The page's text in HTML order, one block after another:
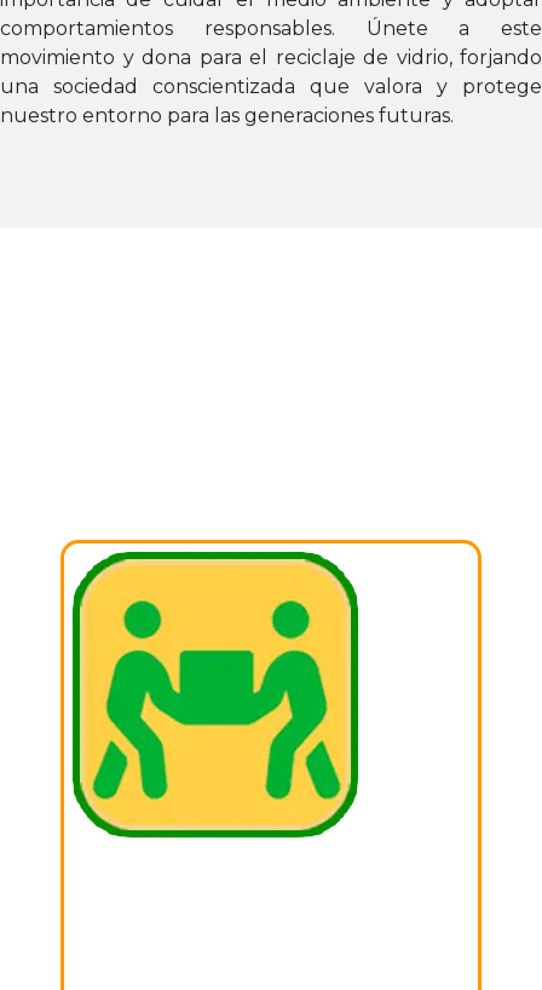
comportamientos responsables. Únete a este
movimiento y dona para el reciclaje de vidrio, forjando
una sociedad conscientizada que valora y protege
nuestro entorno para las generaciones futuras.